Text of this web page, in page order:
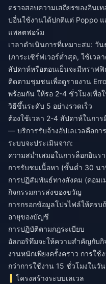
ตรวจสอบความเสถียรของอินเ
ปอื่นใช้งานได้ปกติแต่ Poppo
แพลตฟอร์ม
เวลาดำเนินการที่เหมาะสม: วั
(ภาระเซิร์ฟเวอร์ต่ำสุด, ใช้เว
สัปดาห์หรือตอนเย็นจะมีทราฟ
ติดตามชุมชนเพื่อดูรายงาน
พร้อมกัน ให้รอ 2-4 ชั่วโมงเพื่อ
วิธีขึ้นระดับ 5 อย่างรวดเร็ว
ต้องใช้เวลา 2-4 สัปดาห์ในกา
— บริการรับจ้างอัปเลเวลคือกา
ระบบจะประเมินจาก:
ความสม่ำเสมอในการล็อกอิน
การรับชมเนื้อหา (ขั้นต่ำ 30 น
การปฏิสัมพันธ์ทางสังคม (คอม
กิจกรรมการส่งของขวัญ
การกรอกข้อมูลโปรไฟล์ให้ครบ
อายุของบัญชี
การปฏิบัติตามกฎระเบียบ
อัลกอริทึมจะให้ความสำคัญกับ
งานหนักเพียงครั้งคราว การใ
กว่าการใช้งาน 15 ชั่วโมงในวัน
โครงสร้างระบบเลเวล